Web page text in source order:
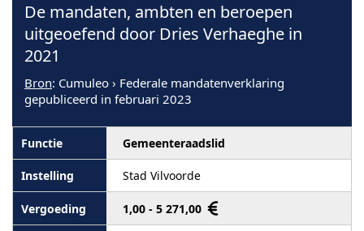
De mandaten, ambten en beroepen
uitgeoefend door Dries Verhaeghe in
2021
Bron: Cumuleo › Federale mandatenverklaring
gepubliceerd in februari 2023
Gemeenteraadslid
Stad Vilvoorde
1,00 - 5 271,00